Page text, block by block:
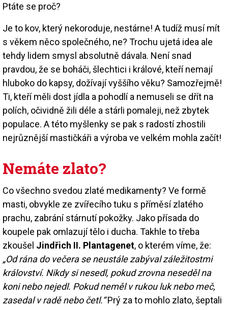
Ptáte se proč?
Je to kov, který nekoroduje, nestárne! A tudíž musí mít
s věkem něco společného, ne? Trochu ujetá idea ale
tehdy lidem smysl absolutně dávala. Není snad
pravdou, že se boháči, šlechtici i králové, kteří nemají
hluboko do kapsy, dožívají vyššího věku? Samozřejmě!
Ti, kteří měli dost jídla a pohodlí a nemuseli se dřít na
polích, očividně žili déle a stárli pomaleji, než zbytek
populace. A této myšlenky se pak s radostí zhostili
nejrůznější mastičkáři a výroba ve velkém mohla začít!
Nemáte zlato?
Co všechno svedou zlaté medikamenty? Ve formě
masti, obvykle ze zvířecího tuku s příměsí zlatého
prachu, zabrání stárnutí pokožky. Jako přísada do
koupele pak omlazují tělo i ducha. Takhle to třeba
zkoušel Jindřich II. Plantagenet, o kterém víme, že:
„Od rána do večera se neustále zabýval záležitostmi
království. Nikdy si nesedl, pokud zrovna neseděl na
koni nebo nejedl. Pokud neměl v rukou luk nebo meč,
zasedal v radě nebo četl.“Prý za to mohlo zlato, šeptali